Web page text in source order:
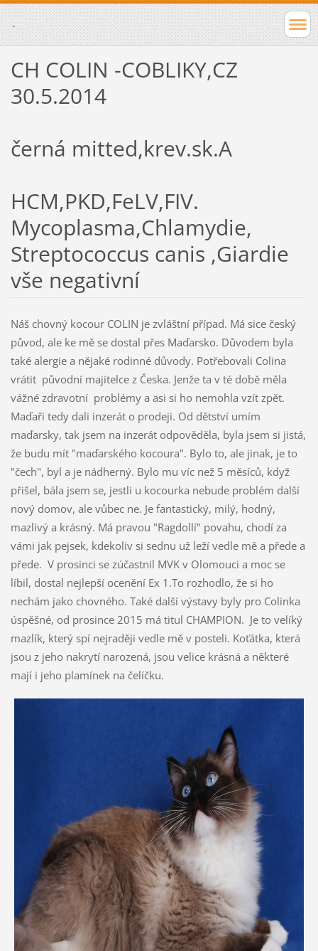
.
CH COLIN -COBLIKY,CZ
30.5.2014
černá mitted,krev.sk.A
HCM,PKD,FeLV,FIV.
Mycoplasma,Chlamydie,
Streptococcus canis ,Giardie
vše negativní
Náš chovný kocour COLIN je zvláštní případ. Má sice český
původ, ale ke mě se dostal přes Maďarsko. Důvodem byla
také alergie a nějaké rodinné důvody. Potřebovali Colina
vrátit původní majitelce z Česka. Jenže ta v té době měla
vážné zdravotní problémy a asi si ho nemohla vzít zpět.
Maďaři tedy dali inzerát o prodeji. Od dětství umím
maďarsky, tak jsem na inzerát odpověděla, byla jsem si jistá,
že budu mít "maďarského kocoura". Bylo to, ale jinak, je to
"čech", byl a je nádherný. Bylo mu víc než 5 měsíců, když
přišel, bála jsem se, jestli u kocourka nebude problém další
nový domov, ale vůbec ne. Je fantastický, milý, hodný,
mazlivý a krásný. Má pravou "Ragdollí" povahu, chodí za
vámi jak pejsek, kdekoliv si sednu už leží vedle mě a přede a
přede. V prosinci se zúčastnil MVK v Olomouci a moc se
líbil, dostal nejlepší ocenění Ex 1.To rozhodlo, že si ho
nechám jako chovného. Také další výstavy byly pro Colinka
úspěšné, od prosince 2015 má titul CHAMPION. Je to velíký
mazlík, který spí nejraději vedle mě v posteli. Koťátka, která
jsou z jeho nakrytí narozená, jsou velice krásná a některé
mají i jeho plamínek na čelíčku.